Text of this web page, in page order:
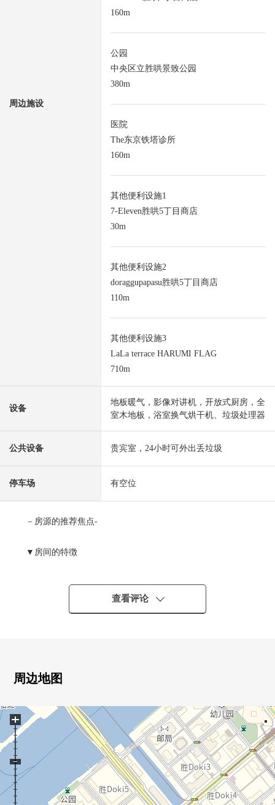
周边施设
160m
公园
中央区立胜哄景致公园
380m
医院
The东京铁塔诊所
160m
其他便利设施1
7-Eleven胜哄5丁目商店
30m
其他便利设施2
doraggupapasu胜哄5丁目商店
110m
其他便利设施3
LaLa terrace HARUMI FLAG
710m
设备
地板暖气，影像对讲机，开放式厨房，全
室木地板，浴室换气烘干机、垃圾处理器
公共设备 贵宾室，24小时可外出丢垃圾
停车场 有空位
－房源的推荐焦点-
▼房间的特徴
・实际使用面积84.62平米的3LDK
・最大天花板高度2,500mm(客厅、西式房间部分)
电磁炉
垃圾处理器
净水器
・浴室暖气换气干燥机有
・附洗手台厕所
・都营大江户线"胜哄"车站步行7分钟
查看评论
周边地图
+